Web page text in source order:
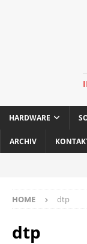
HARDWARE
ARCHIV
HOME dtp
dtp